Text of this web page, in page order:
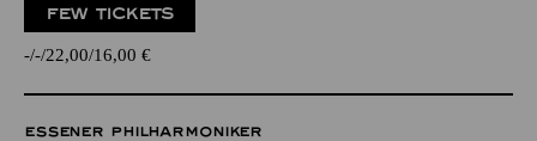
FEW TICKETS
- - 22,00 16,00 €
ESSENER PHILHARMONIKER